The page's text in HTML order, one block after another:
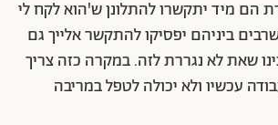
הם מיד יתקשרו להתלונן ש'הוא לקח לי
ביניהם יפסיקו להתקשר אלייך גם
שאת לא נגררת לזה. במקרה כזה צריך
עכשיו ולא יכולה לטפל במריבה